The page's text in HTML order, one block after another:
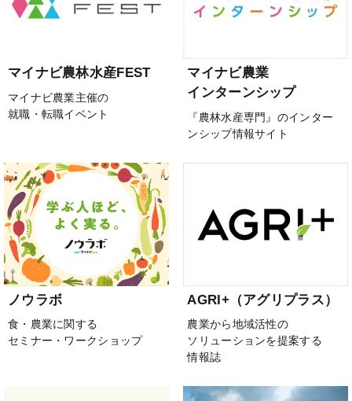
マイナビ農林水産FEST
マイナビ農業主催の
就職・転職イベント
マイナビ農業
インターンシップ
『農林水産専門』のインター
ンシップ情報サイト
ノウラボ
食・農業に関する
セミナー・ワークショップ
AGRI+（アグリプラス）
農業から地域活性の
ソリューションを提案する
情報誌